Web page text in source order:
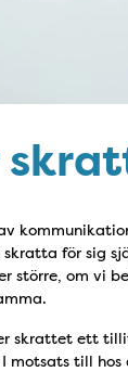
skratta för sig
större, om vi
skrattet ett
motsats till